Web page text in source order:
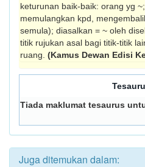
keturunan baik-baik: orang yg
memulangkan kpd,
semula); diasalkan = ~ oleh
titik rujukan asal bagi titik-titik
ruang. (Kamus Dewan Edisi
Tiada maklumat tesaurus
Juga ditemukan dalam: